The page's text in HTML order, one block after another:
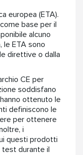
europea (ETA).
base per il
alcuno
le ETA sono
direttive o dalla
CE per
soddisfano
ottenuto le
definiscono le
per ottenere
i
questi prodotti
durante il